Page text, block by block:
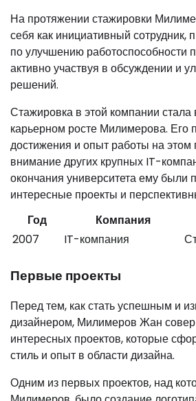
На протяжении стажировки
себя как инициативный сотрудник,
по улучшению работоспособности
активно участвуя в обсуждении и
решений.
Стажировка в этой компании
карьерном росте Милимерова. Его
достижения и опыт работы на этом
внимание других крупных IT-
окончания университета ему были
интересные проекты и
Год
Компания
2007
IT-компания
Первые проекты
Перед тем, как стать успешным и
дизайнером, Милимеров Жан
интересных проектов, которые
стиль и опыт в области дизайна.
Одним из первых проектов, над